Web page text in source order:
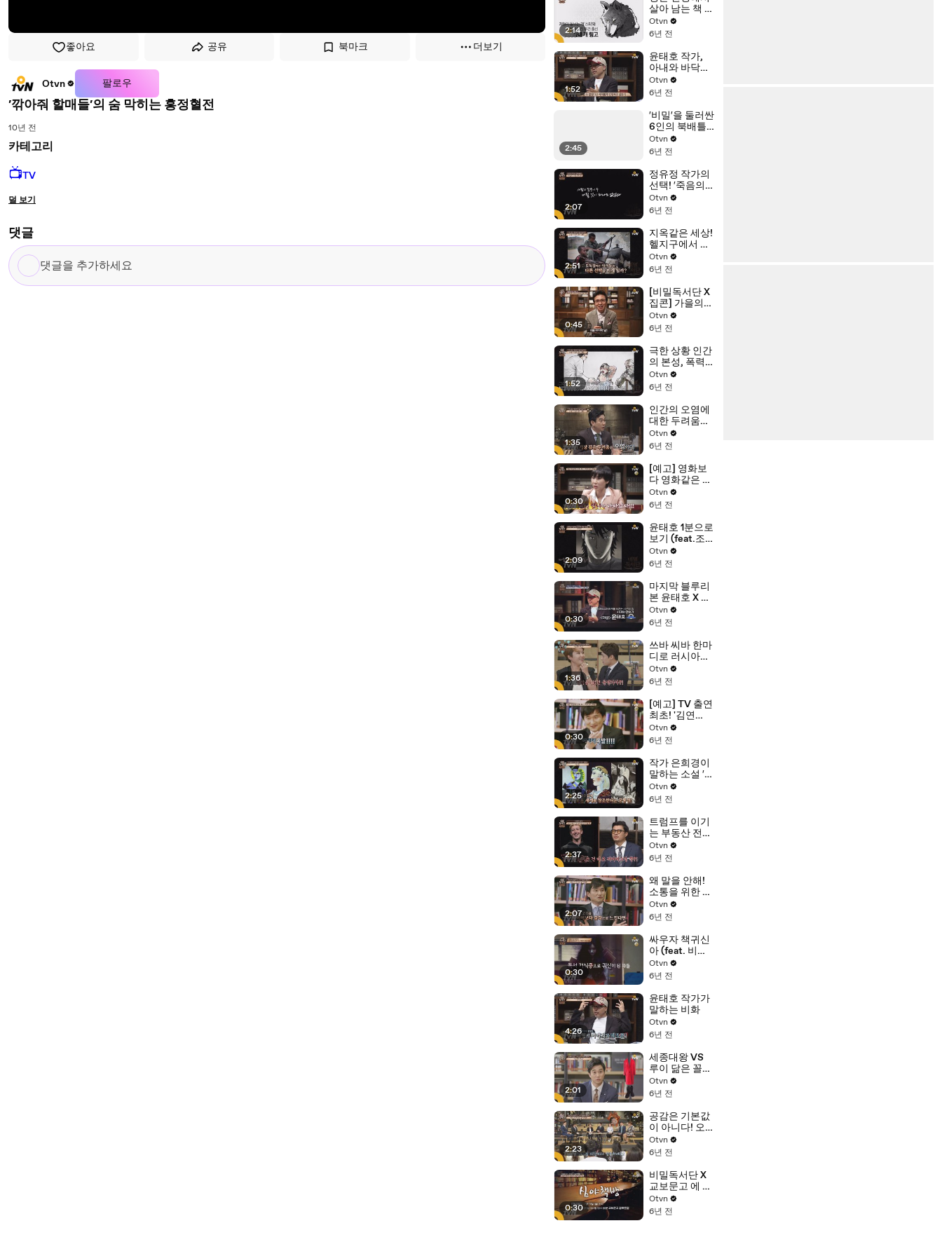
좋아요 공유 북마크 더보기
Otvn 팔로우
′깎아줘 할매들′의 숨 막히는 흥정혈전
10년 전
카테고리
📺TV
덜 보기
댓글
댓
글
2:14
살아 남는 책 1
위! 정유정의
′28′
Otvn
6년 전
1:52
윤태호 작가,
아내와 바닥의
끝 극복기
Otvn
6년 전
2:45
′비밀′을 둘러싼
6인의 북배틀,
그 결과는?!
Otvn
6년 전
2:07
정유정 작가의
선택! ′죽음의
수용소에서′
Otvn
6년 전
2:51
지옥같은 세상!
헬지구에서 살
아남기
Otvn
6년 전
0:45
[비밀독서단 X
집콘] 가을의
시작, 북콘!
Otvn
6년 전
1:52
극한 상황 인간
의 본성, 폭력
VS 희망
Otvn
6년 전
1:35
인간의 오염에
대한 두려움이
사회를 만든
다?!
Otvn
6년 전
0:30
[예고] 영화보
다 영화같은 소
설가 '정유정'작
가!
Otvn
6년 전
2:09
윤태호 1분으로
보기 (feat.조
승연)
Otvn
6년 전
0:30
마지막 블루리
본 윤태호 X 정
유정! [비밀독
서단] 스타작가
Otvn
6년 전
1:36
쓰바 씨바 한마
디로 러시아를
뚫은 사연?!
Otvn
6년 전
0:30
[예고] TV 출연
최초! '김연
수'작가의 반전
매력은?! 비밀
가 특집 4탄
Otvn
6년 전
2:25
작가 은희경이
말하는 소설 ′느
시′는?
Otvn
6년 전
2:37
트럼프를 이기
는 부동산 전략
(feat.조단원)
Otvn
6년 전
2:07
왜 말을 안해!
소통을 위한 김
연수 작가의 솔
루션
Otvn
6년 전
0:30
싸우자 책귀신
아 (feat. 비밀
독서단 7단원)
Otvn
6년 전
4:26
윤태호 작가가
말하는 비화
Otvn
6년 전
2:01
세종대왕 VS
루이 닮은 꼴에
대하여
Otvn
6년 전
2:23
공감은 기본값
이 아니다! 오
해가 기본이
다?
Otvn
6년 전
0:30
비밀독서단 X
교보문고 에 초
대합니다!
Otvn
6년 전